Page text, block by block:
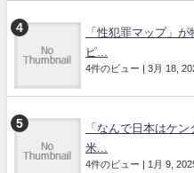
「性犯罪マップ」
ピ...
4件のビュー | 3月 18,
「なんで日本はケ
米...
4件のビュー | 1月 9,